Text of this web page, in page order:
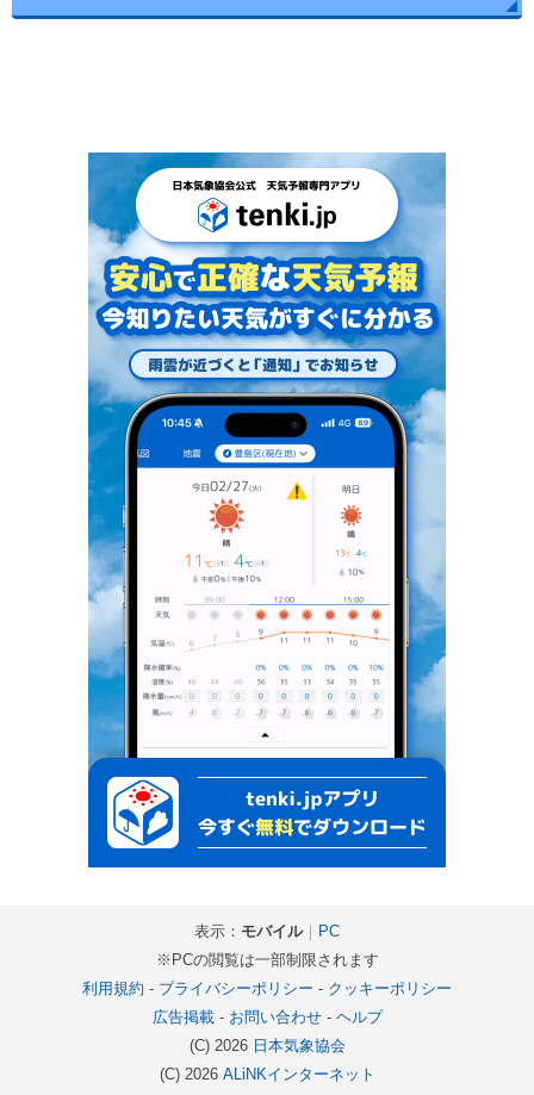
表示： モバイル｜
PC
※PCの閲覧は一部制限されます
利用規約 - プライバシーポリシー - クッキーポリシー
広告掲載- お問い合わせ- ヘルプ
(C) 2026 日本気象協会
(C) 2026 ALiNKインターネット